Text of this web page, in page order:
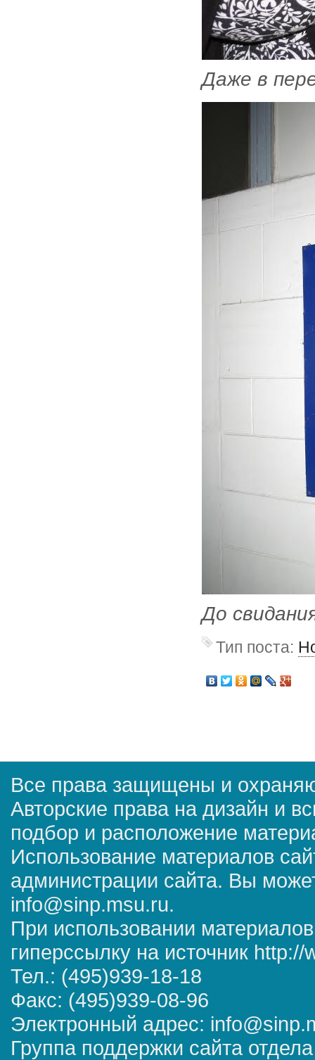
Даже в
До
Тип поста:
Все права защищены и
Авторские права на дизайн и
подбор и расположение
Использование материалов
администрации сайта. Вы
info@sinp.msu.ru.
При использовании
гиперссылку на источник
Тел.: (495)939-18-18
Факс: (495)939-08-96
Электронный адрес:
Группа поддержки сайта